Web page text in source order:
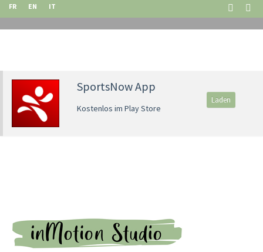
FR EN IT
SportsNow App
Kostenlos im Play Store
Laden